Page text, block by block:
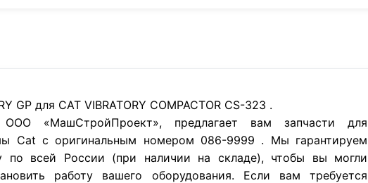
GP для CAT VIBRATORY COMPACTOR CS-323 .
«МашСтройПроект», предлагает вам запчасти для
Cat с оригинальным номером 086-9999 . Мы гарантируем
по всей России (при наличии на складе), чтобы вы могли
работу вашего оборудования. Если вам требуется